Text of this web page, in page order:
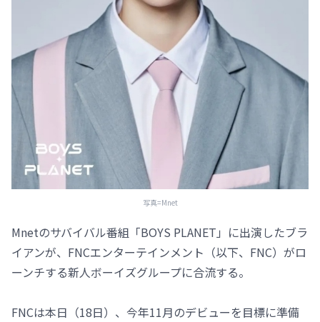
写真=Mnet
Mnetのサバイバル番組「BOYS PLANET」に出演したブラ
イアンが、FNCエンターテインメント（以下、FNC）がロ
ーンチする新人ボーイズグループに合流する。
FNCは本日（18日）、今年11月のデビューを目標に準備